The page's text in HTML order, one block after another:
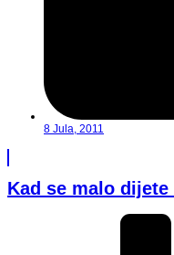
8 Jula, 2011
Kad se malo dijete